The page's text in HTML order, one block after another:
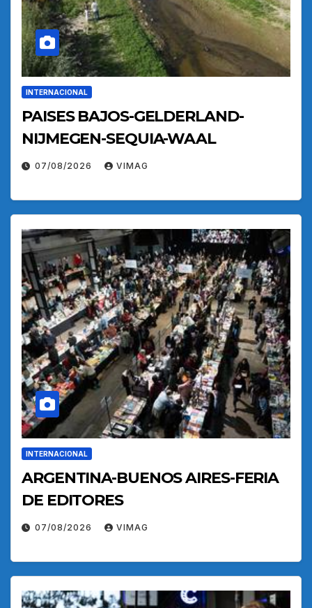
INTERNACIONAL
PAISES BAJOS-GELDERLAND-
NIJMEGEN-SEQUIA-WAAL
07/08/2026 VIMAG
INTERNACIONAL
ARGENTINA-BUENOS AIRES-FERIA
DE EDITORES
07/08/2026 VIMAG